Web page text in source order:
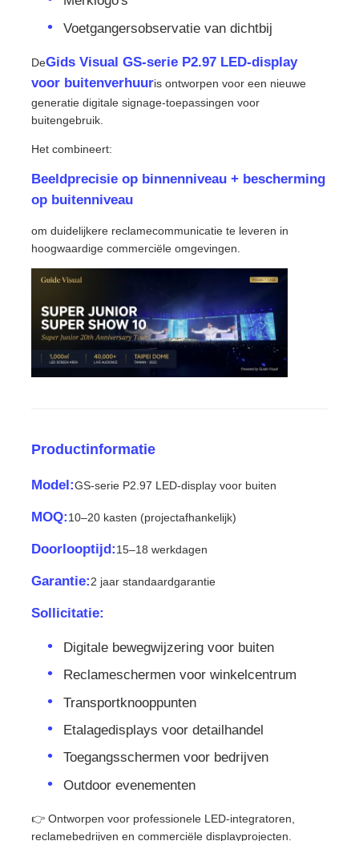
Nieuws
Gevallen
LED -schermscherm
Overleg het LEIDENE Scherm
Verhuur van LED-schermen
SMD LED Scherm
Buiten geleid reclamebord
Voetgangersobservatie van dichtbij
DeGids Visual GS-serie P2.97 LED-display
voor buitenverhuuris ontworpen voor een nieuwe
generatie digitale signage-toepassingen voor
buitengebruik.
Het combineert:
Beeldprecisie op binnenniveau + bescherming
op buitenniveau
om duidelijkere reclamecommunicatie te leveren in
hoogwaardige commerciële omgevingen.
Productinformatie
Model:GS-serie P2.97 LED-display voor buiten
MOQ:10–20 kasten (projectafhankelijk)
Doorlooptijd:15–18 werkdagen
Garantie:2 jaar standaardgarantie
Sollicitatie:
Digitale bewegwijzering voor buiten
Reclameschermen voor winkelcentrum
Transportknooppunten
Etalagedisplays voor detailhandel
Toegangsschermen voor bedrijven
Outdoor evenementen
👉 Ontworpen voor professionele LED-integratoren,
reclamebedrijven en commerciële displayprojecten.